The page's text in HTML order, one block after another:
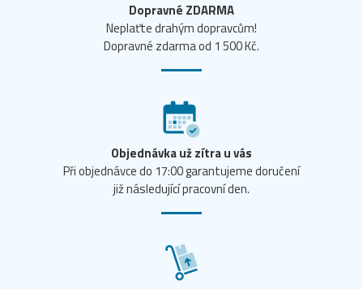
Dopravné ZDARMA
Neplaťte drahým dopravcům!
Dopravné zdarma od 1 500 Kč.
Objednávka už zítra u vás
Při objednávce do 17:00 garantujeme doručení
již následující pracovní den.